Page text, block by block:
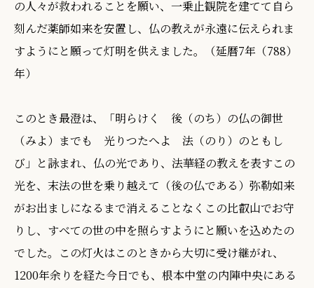
の人々が救われることを願い、一乗止観院を建てて自ら
刻んだ薬師如来を安置し、仏の教えが永遠に伝えられま
すようにと願って灯明を供えました。（延暦7年（788）
年）
このとき最澄は、「明らけく 後（のち）の仏の御世
（みよ）までも 光りつたへよ 法（のり）のともし
び」と詠まれ、仏の光であり、法華経の教えを表すこの
光を、末法の世を乗り越えて（後の仏である）弥勒如来
がお出ましになるまで消えることなくこの比叡山でお守
りし、すべての世の中を照らすようにと願いを込めたの
でした。この灯火はこのときから大切に受け継がれ、
1200年余りを経た今日でも、根本中堂の内陣中央にある